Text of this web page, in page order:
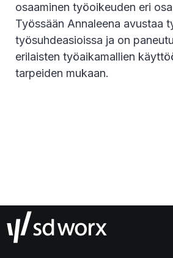
osaaminen työoikeuden eri
Työssään Annaleena avustaa
työsuhdeasioissa ja on
erilaisten työaikamallien
tarpeiden mukaan.